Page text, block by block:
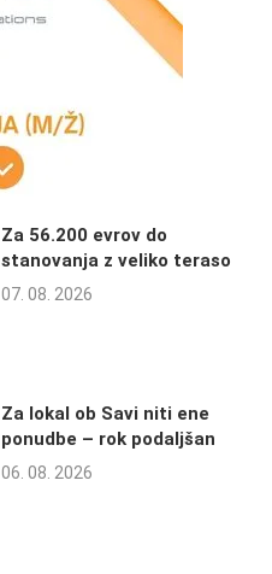
Za 56.200 evrov do
stanovanja z veliko teraso
07. 08. 2026
Za lokal ob Savi niti ene
ponudbe – rok podaljšan
06. 08. 2026